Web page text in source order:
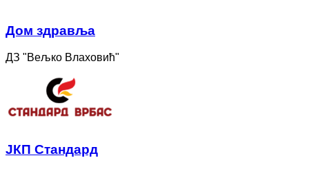
Дом здравља
ДЗ "Вељко Влаховић"
ЈКП Стандард